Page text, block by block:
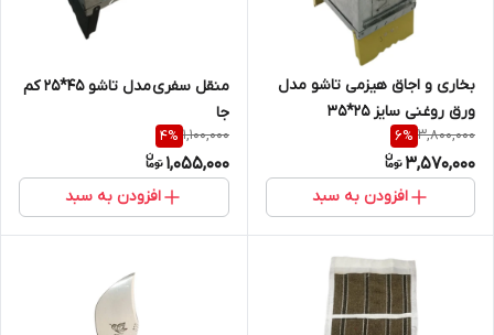
بخاری و اجاق هیزمی تاشو مدل
ورق روغنی سایز 25*35
3,800,000
6%
3,570,000
افزودن به سبد
منقل سفری مدل تاشو 45*25 کم
جا
1,100,000
4%
1,055,000
افزودن به سبد